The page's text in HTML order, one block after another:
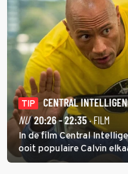
TIP
CENTRAL
NU 20:26 - 22:35· FILM
In de film Central
ooit populaire Calvin
inmiddels supergespierd